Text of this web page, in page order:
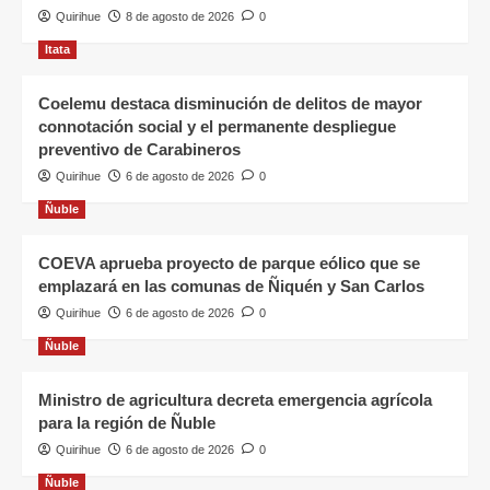
Quirihue 8 de agosto de 2026 0
Itata
Coelemu destaca disminución de delitos de mayor
connotación social y el permanente despliegue
preventivo de Carabineros
Quirihue 6 de agosto de 2026 0
Ñuble
COEVA aprueba proyecto de parque eólico que se
emplazará en las comunas de Ñiquén y San Carlos
Quirihue 6 de agosto de 2026 0
Ñuble
Ministro de agricultura decreta emergencia agrícola
para la región de Ñuble
Quirihue 6 de agosto de 2026 0
Ñuble